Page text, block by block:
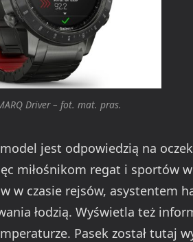
Driver – fot. mat. pras.
jest odpowiedzią na
miłośnikom regat i sportów
w czasie rejsów, asystentem
łodzią. Wyświetla też
Pasek został tutaj